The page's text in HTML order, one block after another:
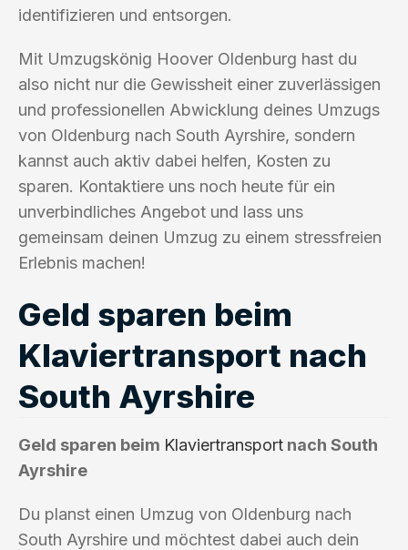
identifizieren und entsorgen.
Mit Umzugskönig Hoover Oldenburg hast du
also nicht nur die Gewissheit einer zuverlässigen
und professionellen Abwicklung deines Umzugs
von Oldenburg nach South Ayrshire, sondern
kannst auch aktiv dabei helfen, Kosten zu
sparen. Kontaktiere uns noch heute für ein
unverbindliches Angebot und lass uns
gemeinsam deinen Umzug zu einem stressfreien
Erlebnis machen!
Geld sparen beim
Klaviertransport nach
South Ayrshire
Geld sparen beim Klaviertransport nach South
Ayrshire
Du planst einen Umzug von Oldenburg nach
South Ayrshire und möchtest dabei auch dein